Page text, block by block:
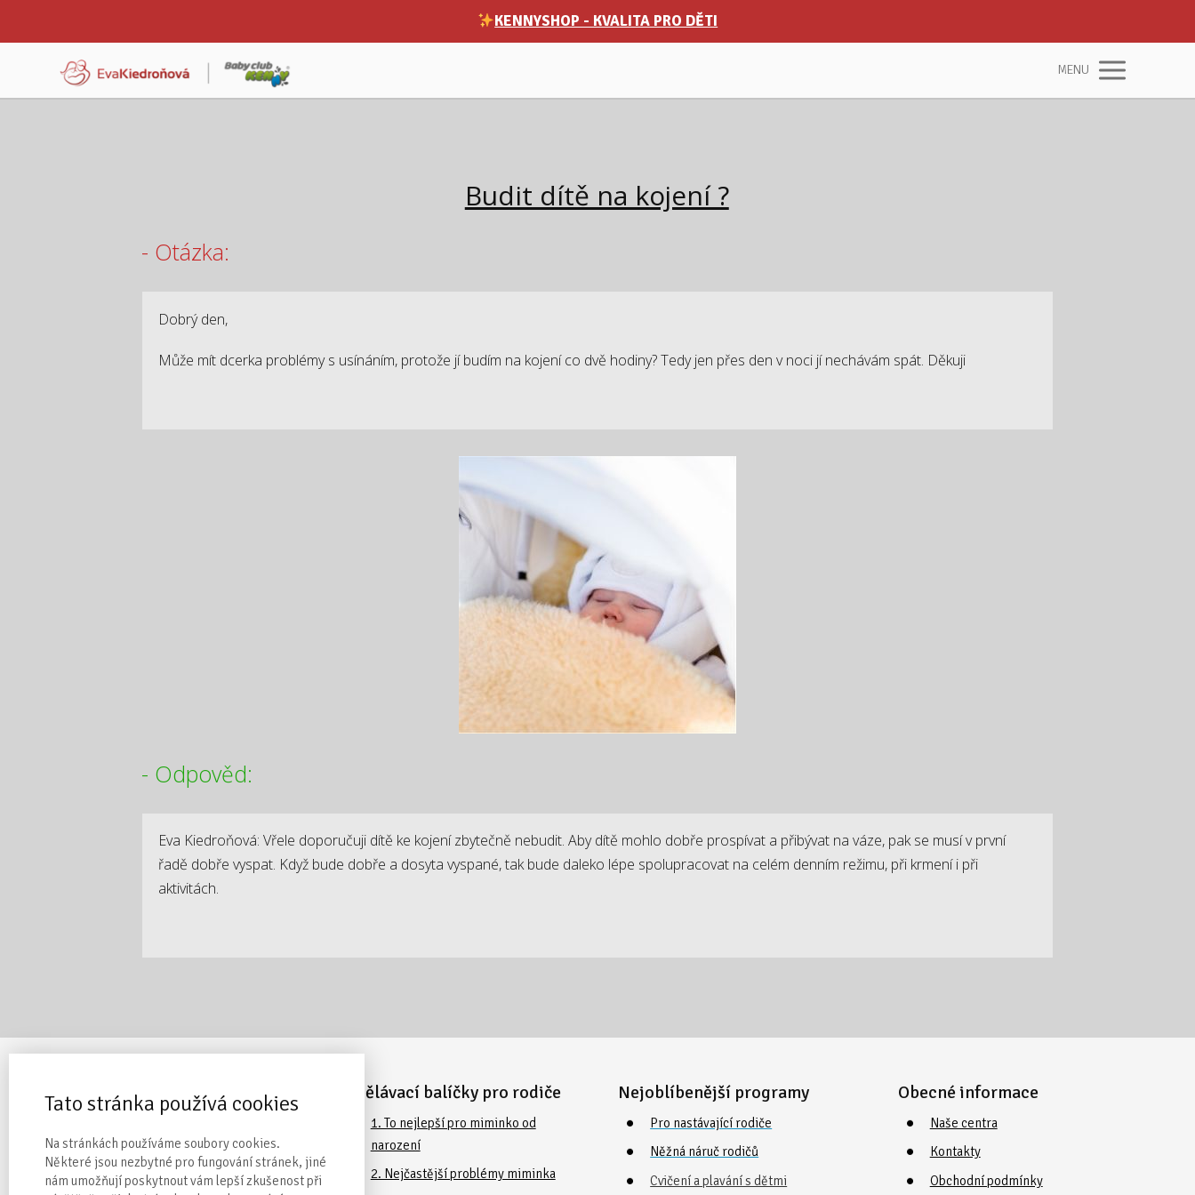
KENNYSHOP - KVALITA PRO DĚTI
MENU
Budit dítě na kojení ?
- Otázka:
Dobrý den,
Může mít dcerka problémy s usínáním, protože jí budím na kojení co dvě hodiny? Tedy jen přes den v noci jí nechávám spát. Děkuji
- Odpověd:
Eva Kiedroňová: Vřele doporučuji dítě ke kojení zbytečně nebudit. Aby dítě mohlo dobře prospívat a přibývat na váze, pak se musí v první
řadě dobře vyspat. Když bude dobře a dosyta vyspané, tak bude daleko lépe spolupracovat na celém denním režimu, při krmení i při
aktivitách.
Nejžádanější online kurzy
TOP produkt: Průvodce
rodičovstvím
Vzdělávací balíčky pro rodiče
1. To nejlepší pro miminko od
narození
2. Nejčastější problémy miminka
Nejoblíbenější programy
Pro nastávající rodiče
Něžná náruč rodičů
Cvičení a plavání s dětmi
Obecné informace
Naše centra
Kontakty
Obchodní podmínky
Tato stránka používá cookies
Na stránkách používáme soubory cookies.
Některé jsou nezbytné pro fungování stránek, jiné
nám umožňují poskytnout vám lepší zkušenost při